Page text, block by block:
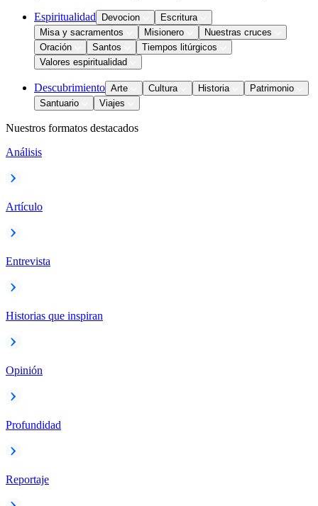
Espiritualidad Devocion
Escritura
Misa y sacramentos
Misionero
Nuestras cruces
Oración
Santos
Tiempos litúrgicos
Valores espiritualidad
Descubrimiento Arte Cultura Historia
Patrimonio
Santuario
Viajes
Nuestros formatos destacados
Análisis
Artículo
Entrevista
Historias que inspiran
Opinión
Profundidad
Reportaje